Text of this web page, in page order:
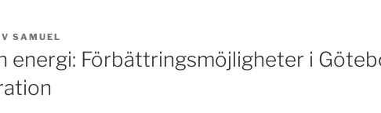
SAMUEL
energi: Förbättringsmöjligheter i